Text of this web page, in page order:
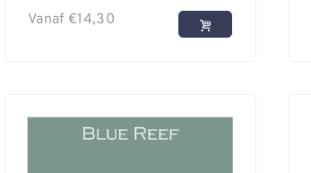
Vanaf €14,30